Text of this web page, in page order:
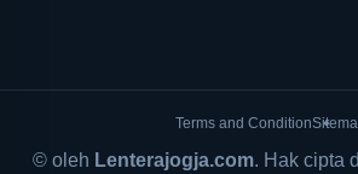
Terms and Condition
© oleh Lenterajogja.com. Hak cipta